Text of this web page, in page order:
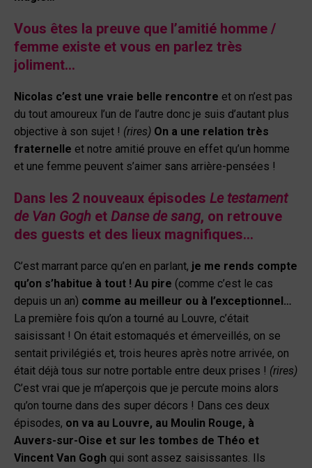
Vous êtes la preuve que l’amitié homme /
femme existe et vous en parlez très
joliment…
Nicolas c’est une vraie belle rencontre et on n’est pas
du tout amoureux l’un de l’autre donc je suis d’autant plus
objective à son sujet ! (rires) On a une relation très
fraternelle et notre amitié prouve en effet qu’un homme
et une femme peuvent s’aimer sans arrière-pensées !
Dans les 2 nouveaux épisodes Le testament
de Van Gogh et Danse de sang, on retrouve
des guests et des lieux magnifiques…
C’est marrant parce qu’en en parlant, je me rends compte
qu’on s’habitue à tout ! Au pire (comme c’est le cas
depuis un an) comme au meilleur ou à l’exceptionnel…
La première fois qu’on a tourné au Louvre, c’était
saisissant ! On était estomaqués et émerveillés, on se
sentait privilégiés et, trois heures après notre arrivée, on
était déjà tous sur notre portable entre deux prises ! (rires)
C’est vrai que je m’aperçois que je percute moins alors
qu’on tourne dans des super décors ! Dans ces deux
épisodes, on va au Louvre, au Moulin Rouge, à
Auvers-sur-Oise et sur les tombes de Théo et
Vincent Van Gogh qui sont assez saisissantes. Ils